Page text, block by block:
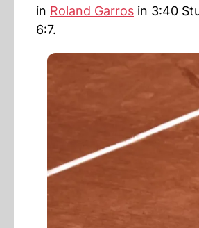
in Roland Garros in 3:40
6:7.